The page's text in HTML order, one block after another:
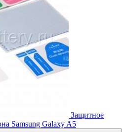
Защитное
Samsung Galaxy A5